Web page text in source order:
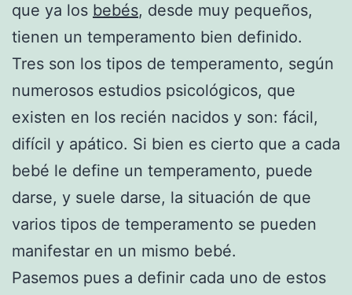
que ya los bebés, desde muy pequeños,
tienen un temperamento bien definido.
Tres son los tipos de temperamento, según
numerosos estudios psicológicos, que
existen en los recién nacidos y son: fácil,
difícil y apático. Si bien es cierto que a cada
bebé le define un temperamento, puede
darse, y suele darse, la situación de que
varios tipos de temperamento se pueden
manifestar en un mismo bebé.
Pasemos pues a definir cada uno de estos